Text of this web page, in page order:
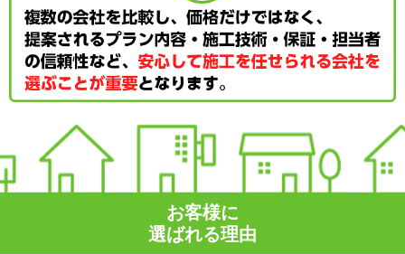
お客様に
選ばれる理由